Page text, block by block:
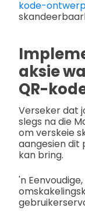
kode-
aksie
QR-
Verseker dat
slegs na die
om verskeie
aangesien dit
kan bring.
'n